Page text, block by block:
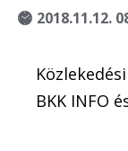
2018.11.12.
BKK INFO